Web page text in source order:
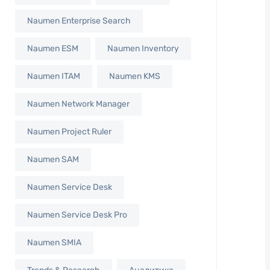
Naumen Enterprise Search
Naumen ESM Naumen Inventory
Naumen ITAM Naumen KMS
Naumen Network Manager
Naumen Project Ruler
Naumen SAM
Naumen Service Desk
Naumen Service Desk Pro
Naumen SMIA